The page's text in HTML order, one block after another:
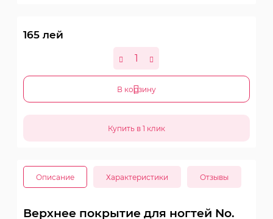
165 лей
В корзину
Описание Характеристики Отзывы
Верхнее покрытие для ногтей No.